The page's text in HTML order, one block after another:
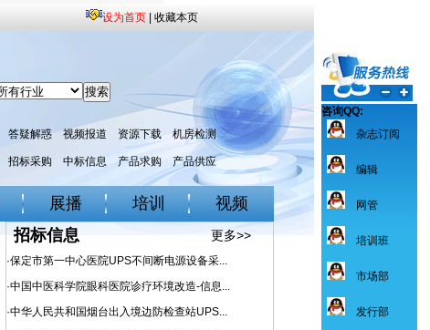
咨询QQ:
杂志订阅
编辑
网管
培训班
市场部
发行部
设为首页 收藏本页
答疑解惑 视频报道 资源下载 机房检测
招标采购 中标信息 产品求购 产品供应
展播 培训 视频
招标信息 更多>>
·保定市第一中心医院UPS不间断电源设备采...
·中国中医科学院眼科医院诊疗环境改造-信息...
·中华人民共和国烟台出入境边防检查站UPS...